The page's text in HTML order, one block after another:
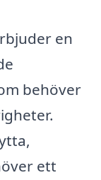
en
behöver
ett